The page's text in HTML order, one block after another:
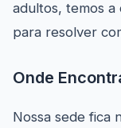
adultos, temos
para resolver
Onde
Nossa sede fica